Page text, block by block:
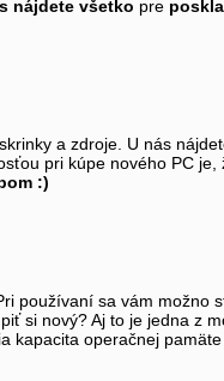
nájdete všetko pre
a zdroje. U nás
pri kúpe nového PC
:)
používaní sa vám možno
si nový? Aj to je jedna z
kapacita operačnej